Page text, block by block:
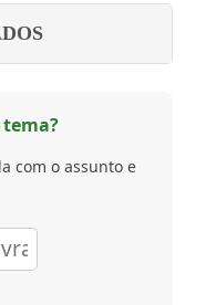
com o assunto e